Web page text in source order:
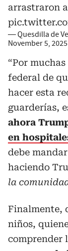
arrastraron
— Quesdilla de
November 5, 2025
“Por
federal de
hacer esta
guarderías,
ahora
en
debe
haciendo
la
Finalmente,
niños,
comprender